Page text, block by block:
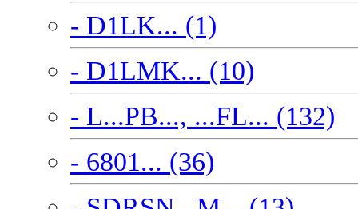
- D1LK... (1)
- D1LMK... (10)
- L...PB..., ...FL... (132)
- 6801... (36)